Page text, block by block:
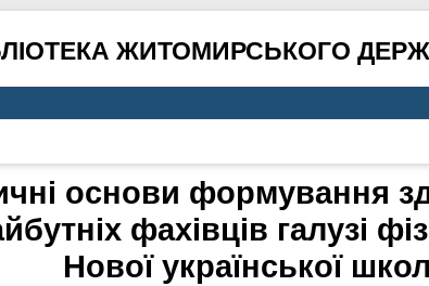
ЖИТОМИРСЬКОГО
основи формування
фахівців галузі
Нової української